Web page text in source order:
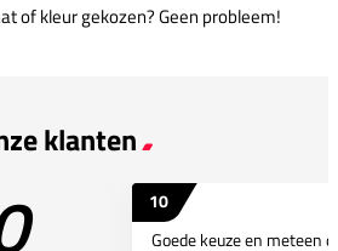
of kleur gekozen? Geen probleem!
klanten
10
Goede keuze en meteen